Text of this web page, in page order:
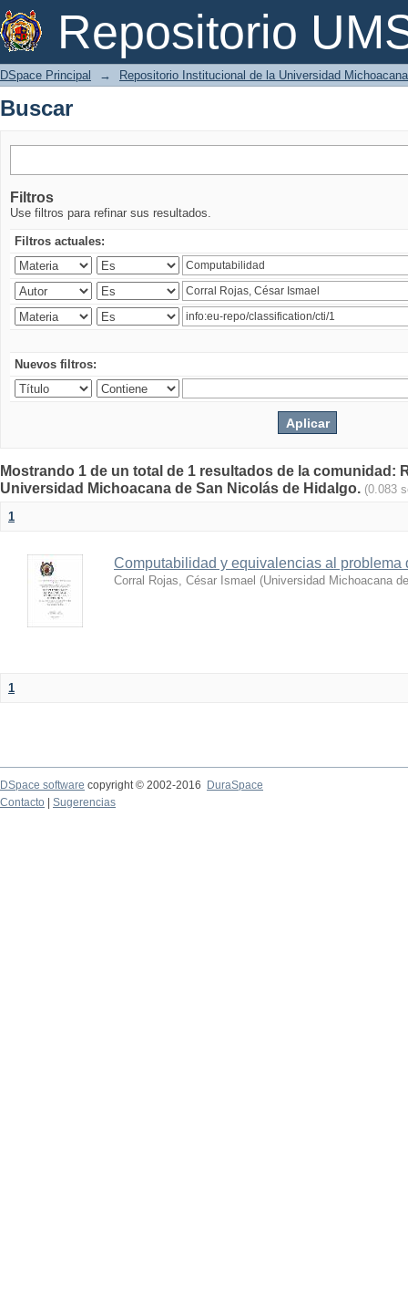
Repositorio
Buscar
DSpace Principal → Repositorio Institucional de la Universidad
Buscar
Filtros
Use filtros para refinar sus resultados.
Filtros actuales:
Nuevos filtros:
Mostrando 1 de un total de 1 resultados de la comunidad:
Universidad Michoacana de San Nicolás de Hidalgo. (0.083
1
Computabilidad y equivalencias al problema
Corral Rojas, César Ismael (Universidad Michoacana
1
DSpace software copyright © 2002-2016
DuraSpace
Contacto
Sugerencias